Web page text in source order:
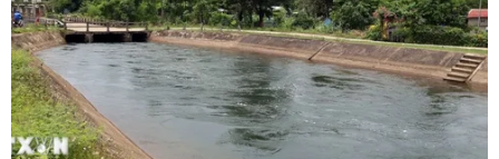
CƠ QUAN CHỦ QUẢN: THÔNG TẤN XÃ VIỆT NAM
Tổng Biên tập: TRẦN TIẾN DUẨN
Phó Tổng Biên tập: NGUYỄN THỊ TÁM, KHÚC THANH